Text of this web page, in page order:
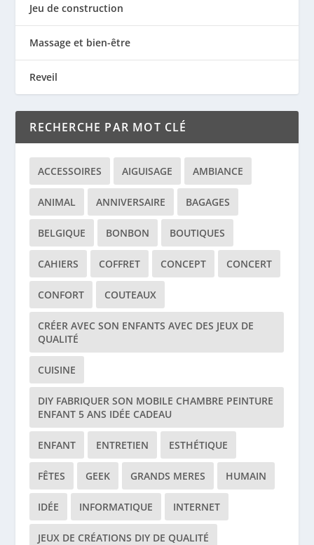
Jeu de construction
Massage et bien-être
Reveil
RECHERCHE PAR MOT CLÉ
ACCESSOIRES AIGUISAGE AMBIANCE
ANIMAL ANNIVERSAIRE BAGAGES
BELGIQUE BONBON BOUTIQUES
CAHIERS COFFRET CONCEPT CONCERT
CONFORT COUTEAUX
CRÉER AVEC SON ENFANTS AVEC DES JEUX DE
QUALITÉ
CUISINE
DIY FABRIQUER SON MOBILE CHAMBRE PEINTURE
ENFANT 5 ANS IDÉE CADEAU
ENFANT ENTRETIEN ESTHÉTIQUE
FÊTES GEEK GRANDS MERES HUMAIN
IDÉE INFORMATIQUE INTERNET
JEUX DE CRÉATIONS DIY DE QUALITÉ